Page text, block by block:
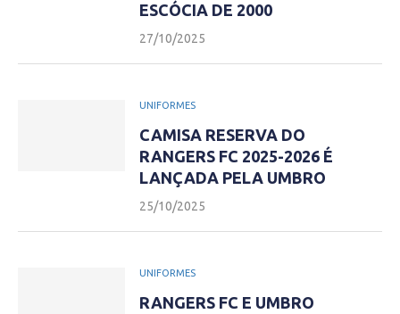
ESCÓCIA DE 2000
27/10/2025
UNIFORMES
CAMISA RESERVA DO
RANGERS FC 2025-2026 É
LANÇADA PELA UMBRO
25/10/2025
UNIFORMES
RANGERS FC E UMBRO